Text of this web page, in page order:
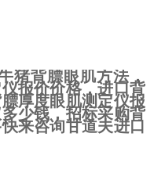
猪背膘眼肌方法，
报价价格，进口背
厚度眼肌测定仪报
少钱，招标采购背
来咨询甘道夫进口